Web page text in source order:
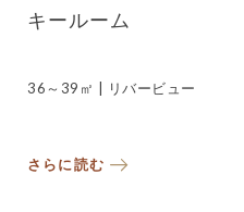
キールーム
36～39㎡ | リバービュー
さらに読む